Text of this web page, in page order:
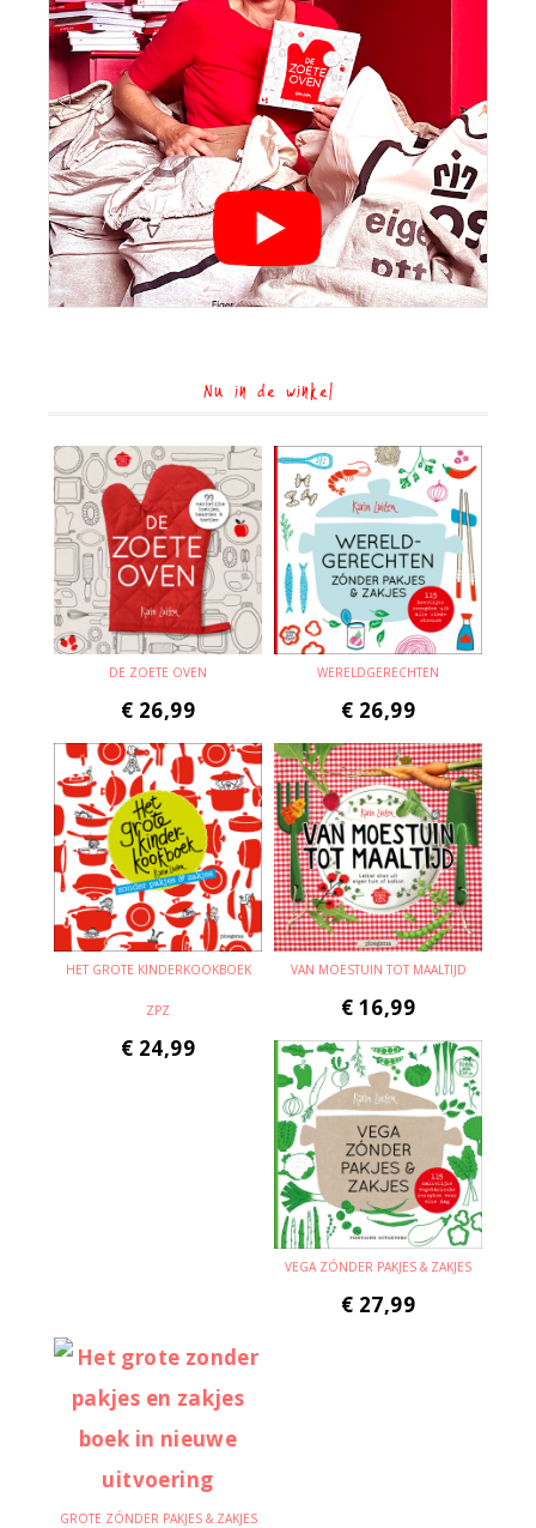
Nu in de winkel
DE ZOETE OVEN
€ 26,99
WERELDGERECHTEN
€ 26,99
HET GROTE KINDERKOOKBOEK
ZPZ
€ 24,99
VAN MOESTUIN TOT MAALTIJD
€ 16,99
VEGA ZÓNDER PAKJES & ZAKJES
€ 27,99
GROTE ZÓNDER PAKJES & ZAKJES